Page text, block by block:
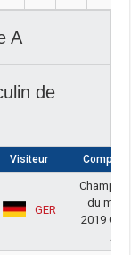
A
de
Visiteur
GER
du
2019
A